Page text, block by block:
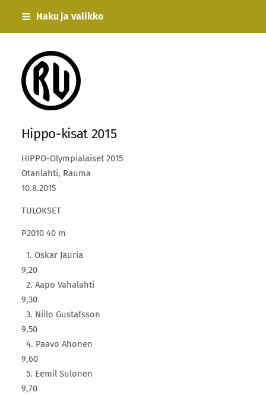
Siirry
Haku ja valikko
Rauman Urheilijat
Hippo-kisat 2015
HIPPO-Olympialaiset 2015
Otanlahti, Rauma
10.8.2015
TULOKSET
P2010 40 m
1. Oskar Jauria
9,20
2. Aapo Vahalahti
9,30
3. Niilo Gustafsson
9,50
4. Paavo Ahonen
9,60
5. Eemil Sulonen
9,70